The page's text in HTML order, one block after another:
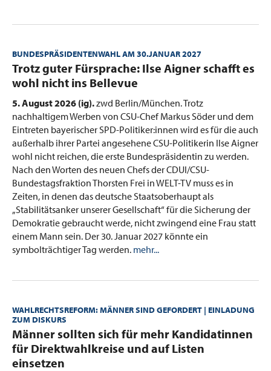
BUNDESPRÄSIDENTENWAHL AM 30.JANUAR 2027
:Trotz guter Fürsprache: Ilse Aigner schafft es
wohl nicht ins Bellevue
5. August 2026 (ig).zwd Berlin/München. Trotz
nachhaltigem Werben von CSU-Chef Markus Söder und dem
Eintreten bayerischer SPD-Politiker:innen wird es für die auch
außerhalb ihrer Partei angesehene CSU-Politikerin Ilse Aigner
wohl nicht reichen, die erste Bundespräsidentin zu werden.
Nach den Worten des neuen Chefs der CDUI/CSU-
Bundestagsfraktion Thorsten Frei in WELT-TV muss es in
Zeiten, in denen das deutsche Staatsoberhaupt als
„Stabilitätsanker unserer Gesellschaft“ für die Sicherung der
Demokratie gebraucht werde, nicht zwingend eine Frau statt
einem Mann sein. Der 30. Januar 2027 könnte ein
symbolträchtiger Tag werden. mehr...
WAHLRECHTSREFORM: MÄNNER SIND GEFORDERT | EINLADUNG
ZUM DISKURS
:Männer sollten sich für mehr Kandidatinnen
für Direktwahlkreise und auf Listen
einsetzen